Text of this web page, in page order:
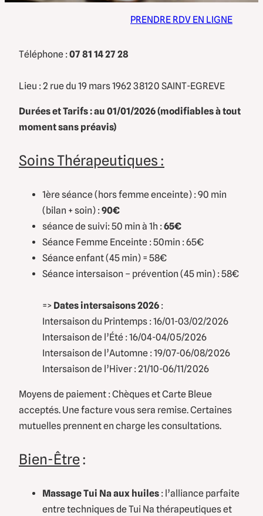
PRENDRE RDV EN LIGNE
Téléphone : 07 81 14 27 28
Lieu : 2 rue du 19 mars 1962 38120 SAINT-EGREVE
Durées et Tarifs: au 01/01/2026 (modifiables à tout
moment sans préavis)
Soins Thérapeutiques :
1ère séance (hors femme enceinte) : 90 min
(bilan + soin) : 90€
séance de suivi: 50 min à 1h : 65€
Séance Femme Enceinte : 50min : 65€
Séance enfant (45 min) = 58€
Séance intersaison – prévention (45 min) : 58€
=> Dates intersaisons 2026 :
Intersaison du Printemps : 16/01-03/02/2026
Intersaison de l’Été : 16/04-04/05/2026
Intersaison de l’Automne : 19/07-06/08/2026
Intersaison de l’Hiver : 21/10-06/11/2026
Moyens de paiement : Chèques et Carte Bleue
acceptés. Une facture vous sera remise. Certaines
mutuelles prennent en charge les consultations.
Bien-Être:
Massage Tui Na aux huiles : l’alliance parfaite
entre techniques de Tui Na thérapeutiques et